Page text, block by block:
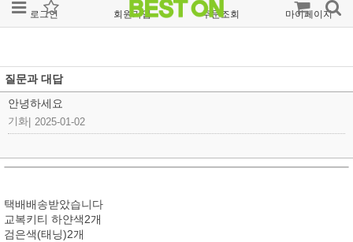
로그인 회원가입 주문조회 마이페이지
질문과 대답
안녕하세요
기화 2025-01-02
택배배송받았습니다
교복키티 하얀색2개
검은색(태닝)2개